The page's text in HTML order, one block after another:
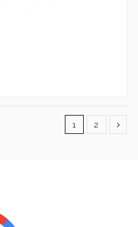
1 2